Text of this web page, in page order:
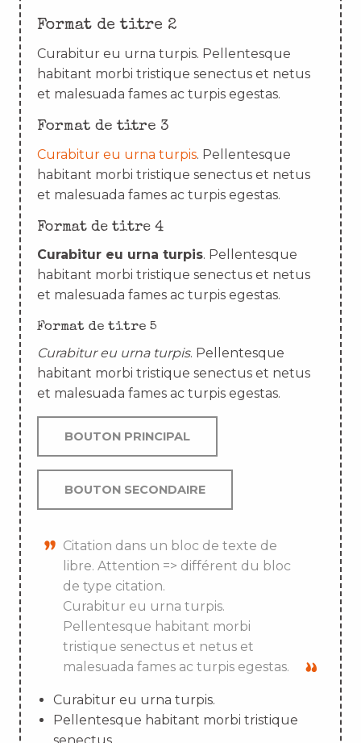
Format de titre 2
Curabitur eu urna turpis. Pellentesque
habitant morbi tristique senectus et netus
et malesuada fames ac turpis egestas.
Format de titre 3
Curabitur eu urna turpis. Pellentesque
habitant morbi tristique senectus et netus
et malesuada fames ac turpis egestas.
Format de titre 4
Curabitur eu urna turpis. Pellentesque
habitant morbi tristique senectus et netus
et malesuada fames ac turpis egestas.
Format de titre 5
Curabitur eu urna turpis. Pellentesque
habitant morbi tristique senectus et netus
et malesuada fames ac turpis egestas.
BOUTON PRINCIPAL
BOUTON SECONDAIRE
Citation dans un bloc de texte de
libre. Attention => différent du bloc
de type citation.
Curabitur eu urna turpis.
Pellentesque habitant morbi
tristique senectus et netus et
malesuada fames ac turpis egestas.
Curabitur eu urna turpis.
Pellentesque habitant morbi tristique